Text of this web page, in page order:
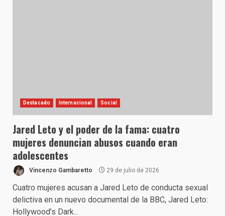
Destacado Internacional Social
Jared Leto y el poder de la fama: cuatro
mujeres denuncian abusos cuando eran
adolescentes
Vincenzo Gambaretto 29 de julio de 2026
Cuatro mujeres acusan a Jared Leto de conducta sexual
delictiva en un nuevo documental de la BBC, Jared Leto:
Hollywood’s Dark...